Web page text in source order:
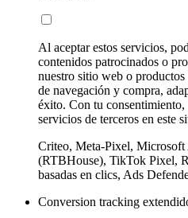
Al aceptar estos servicios,
contenidos patrocinados o
nuestro sitio web o
de navegación y compra,
éxito. Con tu
servicios de terceros en este
Criteo, Meta-Pixel,
(RTBHouse), TikTok Pixel,
basadas en clics, Ads
Conversion tracking